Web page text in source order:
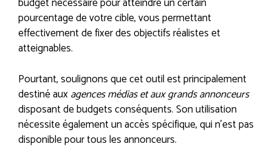
pourcentage de votre cible, vous permettant
effectivement de fixer des objectifs réalistes et
atteignables.
Pourtant, soulignons que cet outil est principalement
destiné auxagences médias et aux grands annonceurs
disposant de budgets conséquents. Son utilisation
nécessite également un accès spécifique, qui n’est pas
disponible pour tous les annonceurs.